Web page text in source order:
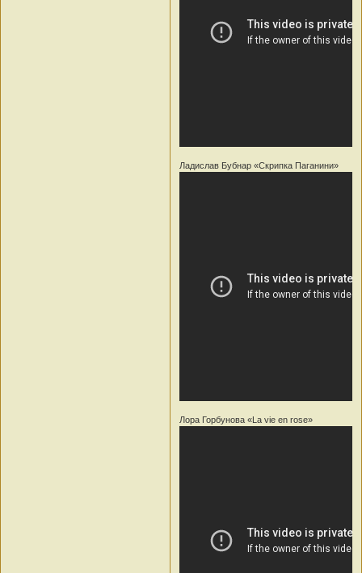
Ладислав Бубнар «Скр­ипка Паганини»
Лора Горбунова «La vie en rose»